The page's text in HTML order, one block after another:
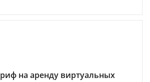
на аренду виртуальных